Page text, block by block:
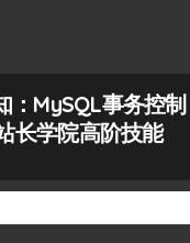
：MySQL事务控制
长学院高阶技能